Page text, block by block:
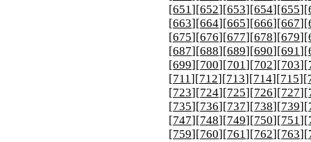
[651][652][653][654][655][
[663][664][665][666][667][
[675][676][677][678][679][
[687][688][689][690][691][
[699][700][701][702][703][
[711][712][713][714][715][
[723][724][725][726][727][
[735][736][737][738][739][
[747][748][749][750][751][
[759][760][761][762][763][